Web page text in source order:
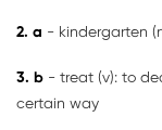
2. a - kindergarten
3. b - treat (v): to
certain way